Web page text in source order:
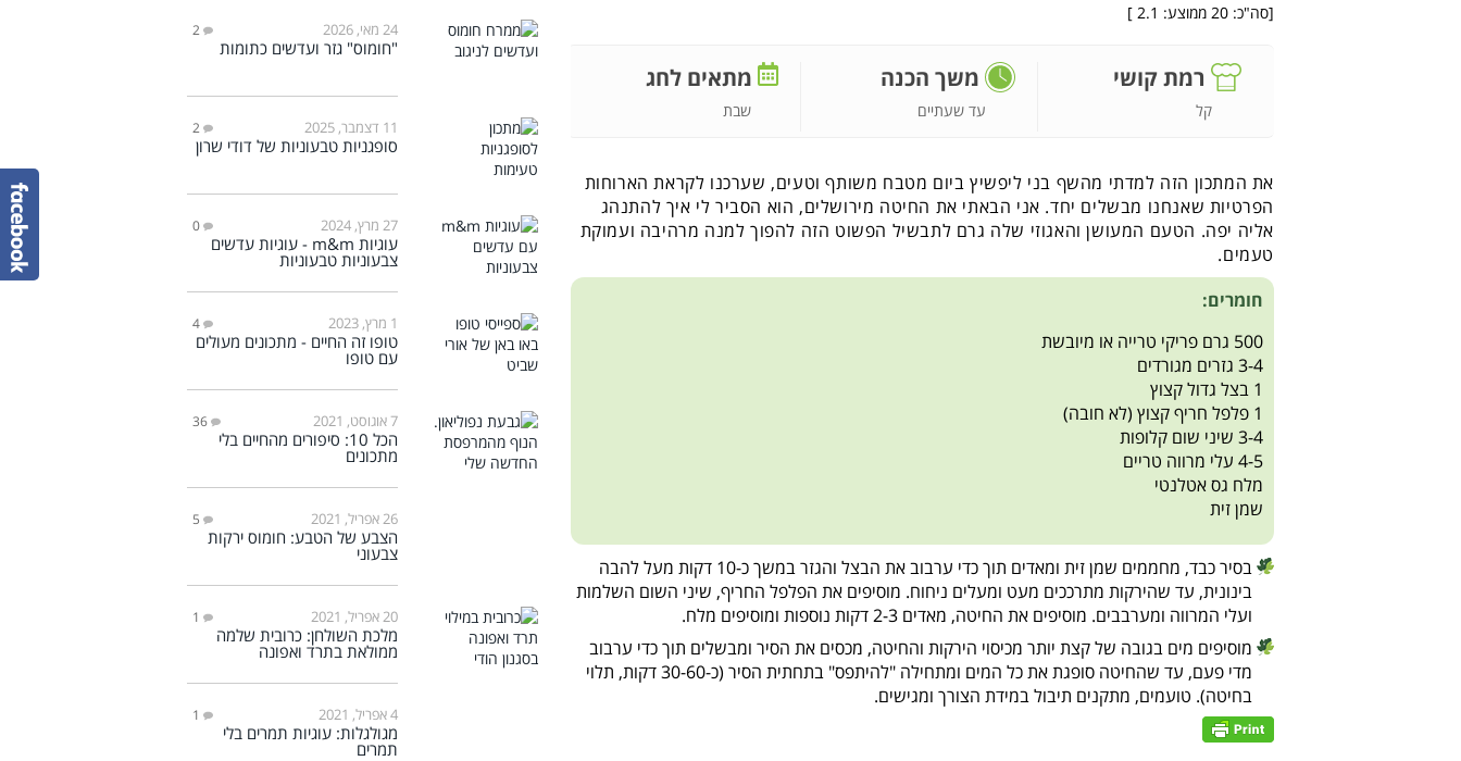
[סה"כ: 20 ממוצע: 2.1
]
רמת קושי
קל
משך הכנה
עד שעתיים
מתאים לחג
שבת
את המתכון הזה למדתי מהשף בני ליפשיץ ביום מטבח משותף וטעים, שערכנו לקראת הארוחות
הפרטיות שאנחנו מבשלים יחד. אני הבאתי את החיטה מירושלים, הוא הסביר לי איך להתנהג
אליה יפה. הטעם המעושן והאגוזי שלה גרם לתבשיל הפשוט הזה להפוך למנה מרהיבה ועמוקת
טעמים.
חומרים:
500 גרם פריקי טרייה או מיובשת
3-4 גזרים מגורדים
1 בצל גדול קצוץ
1 פלפל חריף קצוץ (לא חובה)
3-4 שיני שום קלופות
4-5 עלי מרווה טריים
מלח גס אטלנטי
שמן זית
בסיר כבד, מחממים שמן זית ומאדים תוך כדי ערבוב את הבצל והגזר במשך כ-10 דקות מעל להבה
בינונית, עד שהירקות מתרככים מעט ומעלים ניחוח. מוסיפים את הפלפל החריף, שיני השום השלמות
ועלי המרווה ומערבבים. מוסיפים את החיטה, מאדים 2-3 דקות נוספות ומוסיפים מלח.
מוסיפים מים בגובה של קצת יותר מכיסוי הירקות והחיטה, מכסים את הסיר ומבשלים תוך כדי ערבוב
מדי פעם, עד שהחיטה סופגת את כל המים ומתחילה "להיתפס" בתחתית הסיר (כ-30-60 דקות, תלוי
בחיטה). טועמים, מתקנים תיבול במידת הצורך ומגישים.
24 מאי, 2026 2
"חומוס" גזר ועדשים כתומות
11 דצמבר, 2025 2
סופגניות טבעוניות של דודי שרון
27 מרץ, 2024 0
עוגיות m&m - עוגיות עדשים
צבעוניות טבעוניות
1 מרץ, 2023 4
טופו זה החיים - מתכונים מעולים
עם טופו
7 אוגוסט, 2021 36
הכל 10: סיפורים מהחיים בלי
מתכונים
26 אפריל, 2021 5
הצבע של הטבע: חומוס ירקות
צבעוני
20 אפריל, 2021 1
מלכת השולחן: כרובית שלמה
ממולאת בתרד ואפונה
4 אפריל, 2021 1
מגולגלות: עוגיות תמרים בלי
תמרים